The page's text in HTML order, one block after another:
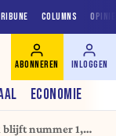
COLUMNS
ECONOMIE
ABONNEREN INLOGGEN
blijft nummer 1,